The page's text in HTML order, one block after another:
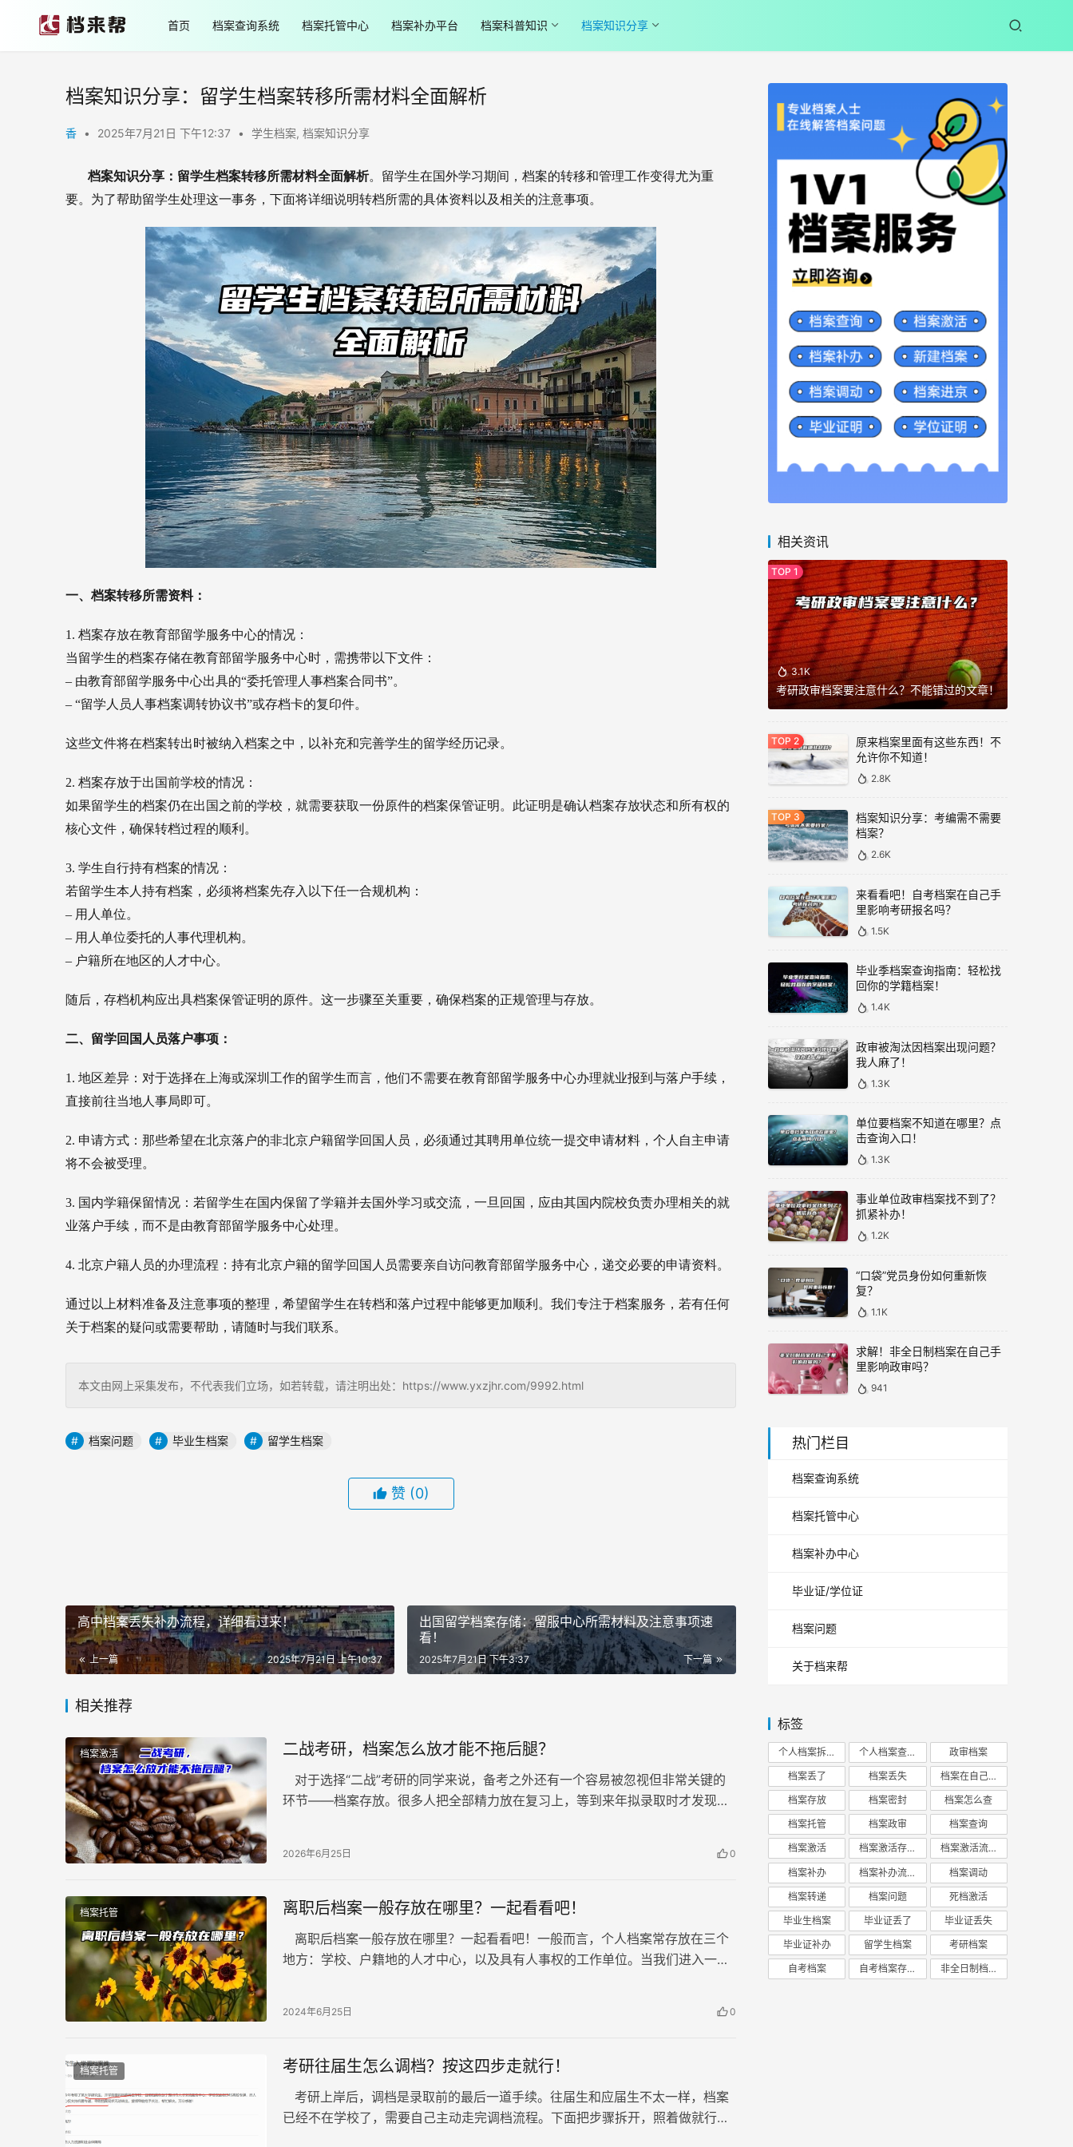
首页 档案查询系统 档案托管中心 档案补办平台 档案科普知识 档案知识分享
档案知识分享：留学生档案转移所需材料全面解析
香 • 2025年7月21日 下午12:37 • 学生档案, 档案知识分享
档案知识分享：留学生档案转移所需材料全面解析。留学生在国外学习期间，档案的转移和管理工作变得尤为重
要。为了帮助留学生处理这一事务，下面将详细说明转档所需的具体资料以及相关的注意事项。
一、档案转移所需资料：
1. 档案存放在教育部留学服务中心的情况：
当留学生的档案存储在教育部留学服务中心时，需携带以下文件：
– 由教育部留学服务中心出具的“委托管理人事档案合同书”。
– “留学人员人事档案调转协议书”或存档卡的复印件。
这些文件将在档案转出时被纳入档案之中，以补充和完善学生的留学经历记录。
2. 档案存放于出国前学校的情况：
如果留学生的档案仍在出国之前的学校，就需要获取一份原件的档案保管证明。此证明是确认档案存放状态和所有权的
核心文件，确保转档过程的顺利。
3. 学生自行持有档案的情况：
若留学生本人持有档案，必须将档案先存入以下任一合规机构：
– 用人单位。
– 用人单位委托的人事代理机构。
– 户籍所在地区的人才中心。
随后，存档机构应出具档案保管证明的原件。这一步骤至关重要，确保档案的正规管理与存放。
二、留学回国人员落户事项：
1. 地区差异： 对于选择在上海或深圳工作的留学生而言，他们不需要在教育部留学服务中心办理就业报到与落户手续，
直接前往当地人事局即可。
2. 申请方式： 那些希望在北京落户的非北京户籍留学回国人员，必须通过其聘用单位统一提交申请材料，个人自主申请
将不会被受理。
3. 国内学籍保留情况： 若留学生在国内保留了学籍并去国外学习或交流，一旦回国，应由其国内院校负责办理相关的就
业落户手续，而不是由教育部留学服务中心处理。
4. 北京户籍人员的办理流程： 持有北京户籍的留学回国人员需要亲自访问教育部留学服务中心，递交必要的申请资料。
通过以上材料准备及注意事项的整理，希望留学生在转档和落户过程中能够更加顺利。我们专注于档案服务，若有任何
关于档案的疑问或需要帮助，请随时与我们联系。
本文由网上采集发布，不代表我们立场，如若转载，请注明出处：https://www.yxzjhr.com/9992.html
档案问题 毕业生档案 留学生档案
赞 (0)
高中档案丢失补办流程，详细看过来！
上一篇 2025年7月21日 上午10:37
出国留学档案存储：留服中心所需材料及注意事项速
看！
下一篇
2025年7月21日 下午3:37
相关推荐
档案激活 二战考研，档案怎么放才能不拖后腿？
对于选择“二战”考研的同学来说，备考之外还有一个容易被忽视但非常关键的
环节——档案存放。很多人把全部精力放在复习上，等到来年拟录取时才发现档
2026年6月25日 0
档案托管 离职后档案一般存放在哪里？一起看看吧！
离职后档案一般存放在哪里？一起看看吧！一般而言，个人档案常存放在三个
地方：学校、户籍地的人才中心，以及具有人事权的工作单位。当我们进入一家
2024年6月25日 0
档案托管 考研往届生怎么调档？按这四步走就行！
考研上岸后，调档是录取前的最后一道手续。往届生和应届生不太一样，档案
已经不在学校了，需要自己主动走完调档流程。下面把步骤拆开，照着做就行。
相关资讯
3.1K
考研政审档案要注意什么？不能错过的文章！
原来档案里面有这些东西！不
允许你不知道！
2.8K
档案知识分享：考编需不需要
档案？
2.6K
来看看吧！自考档案在自己手
里影响考研报名吗？
1.5K
毕业季档案查询指南：轻松找
回你的学籍档案！
1.4K
政审被淘汰因档案出现问题？
我人麻了！
1.3K
单位要档案不知道在哪里？点
击查询入口！
1.3K
事业单位政审档案找不到了？
抓紧补办！
1.2K
“口袋”党员身份如何重新恢
复？
1.1K
求解！非全日制档案在自己手
里影响政审吗？
941
热门栏目
档案查询系统
档案托管中心
档案补办中心
毕业证/学位证
档案问题
关于档来帮
标签
个人档案拆开 个人档案查询 政审档案
档案丢了 档案丢失 档案在自己手里
档案存放 档案密封 档案怎么查
档案托管 档案政审 档案查询
档案激活 档案激活存放 档案激活流程
档案补办 档案补办流程 档案调动
档案转递 档案问题 死档激活
毕业生档案 毕业证丢了 毕业证丢失
毕业证补办 留学生档案 考研档案
自考档案 自考档案存放 非全日制档案